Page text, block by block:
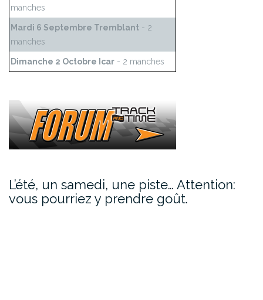
manches
Mardi 6 Septembre Tremblant - 2
manches
Dimanche 2 Octobre Icar - 2 manches
L’été, un samedi, une piste… Attention:
vous pourriez y prendre goût.